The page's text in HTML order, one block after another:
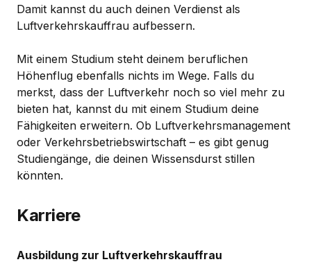
Damit kannst du auch deinen Verdienst als
Luftverkehrskauffrau aufbessern.
Mit einem Studium steht deinem beruflichen
Höhenflug ebenfalls nichts im Wege. Falls du
merkst, dass der Luftverkehr noch so viel mehr zu
bieten hat, kannst du mit einem Studium deine
Fähigkeiten erweitern. Ob Luftverkehrsmanagement
oder Verkehrsbetriebswirtschaft – es gibt genug
Studiengänge, die deinen Wissensdurst stillen
könnten.
Karriere
Ausbildung zur Luftverkehrskauffrau